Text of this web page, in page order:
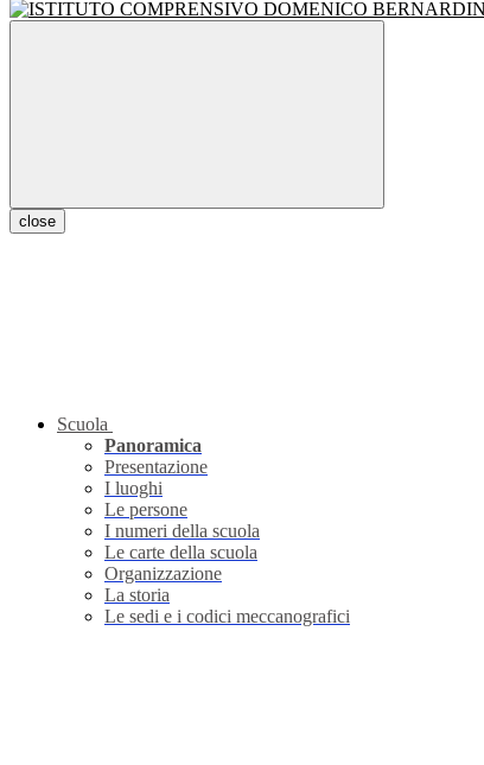
close
Scuola
Panoramica
Presentazione
I luoghi
Le persone
I numeri della scuola
Le carte della scuola
Organizzazione
La storia
Le sedi e i codici meccanografici